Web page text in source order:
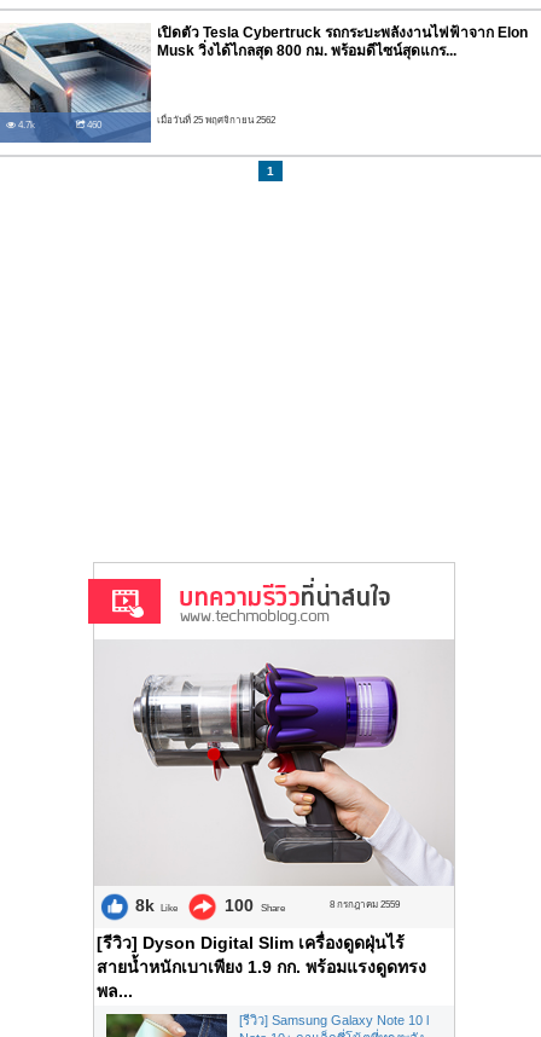
4.7k 460
เปิดตัว Tesla Cybertruck รถกระบะพลังงานไฟฟ้าจาก Elon
Musk วิ่งได้ไกลสุด 800 กม. พร้อมดีไซน์สุดแกร...
เมื่อวันที่ 25 พฤศจิกายน 2562
1
8k Like 100 Share 8 กรกฎาคม 2559
[รีวิว] Dyson Digital Slim เครื่องดูดฝุ่นไร้
สายน้ำหนักเบาเพียง 1.9 กก. พร้อมแรงดูดทรง
พล...
[รีวิว] Samsung Galaxy Note 10 l